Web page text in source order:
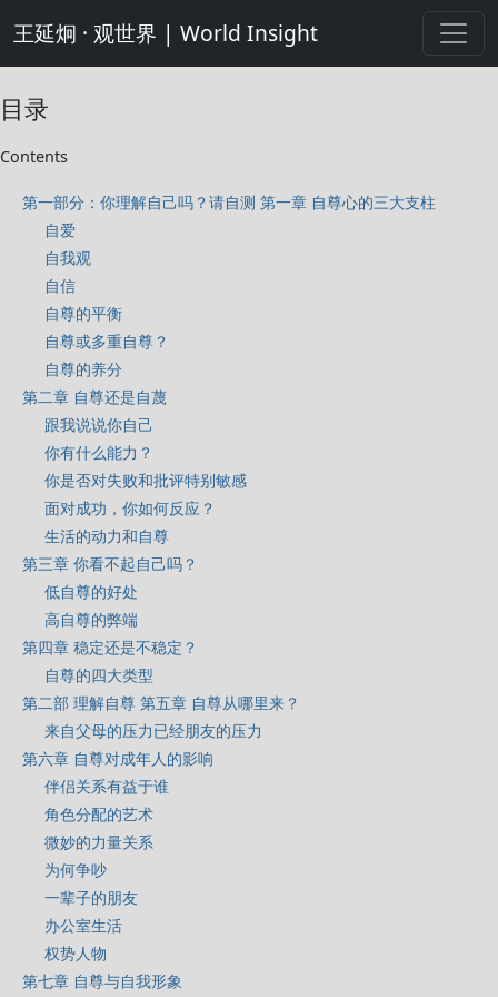
王延炯 · 观世界 | World Insight
目录
Contents
第一部分：你理解自己吗？请自测 第一章 自尊心的三大支柱
自爱
自我观
自信
自尊的平衡
自尊或多重自尊？
自尊的养分
第二章 自尊还是自蔑
跟我说说你自己
你有什么能力？
你是否对失败和批评特别敏感
面对成功，你如何反应？
生活的动力和自尊
第三章 你看不起自己吗？
低自尊的好处
高自尊的弊端
第四章 稳定还是不稳定？
自尊的四大类型
第二部 理解自尊 第五章 自尊从哪里来？
来自父母的压力已经朋友的压力
第六章 自尊对成年人的影响
伴侣关系有益于谁
角色分配的艺术
微妙的力量关系
为何争吵
一辈子的朋友
办公室生活
权势人物
第七章 自尊与自我形象